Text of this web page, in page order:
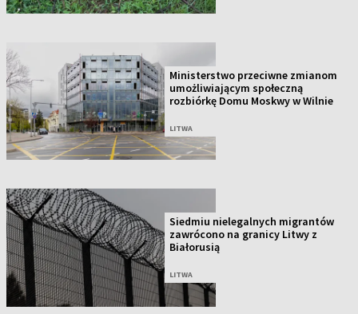
Ministerstwo przeciwne zmianom
umożliwiającym społeczną
rozbiórkę Domu Moskwy w Wilnie
LITWA
Siedmiu nielegalnych migrantów
zawrócono na granicy Litwy z
Białorusią
LITWA